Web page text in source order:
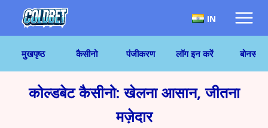
IN
मुखपृष्ठ कैसीनो पंजीकरण लॉग इन करें बोनस
कोल्डबेट कैसीनो: खेलना आसान, जीतना
मज़ेदार